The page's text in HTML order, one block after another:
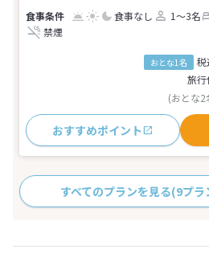
食事なし 1～3名
禁煙
おとな1名 税
旅行
(おとな
おすすめポイント
すべてのプランを見る(9プラ